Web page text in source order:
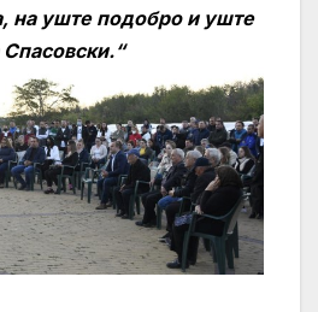
на уште подобро и уште
Спасовски.“